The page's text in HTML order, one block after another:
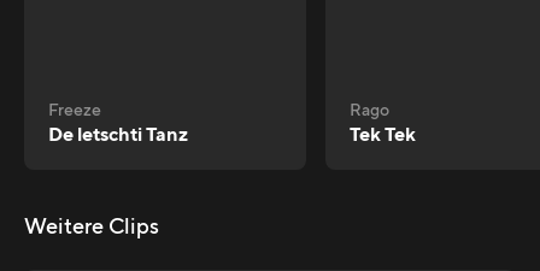
Freeze
De letschti Tanz
Rago
Tek Tek
Weitere Clips